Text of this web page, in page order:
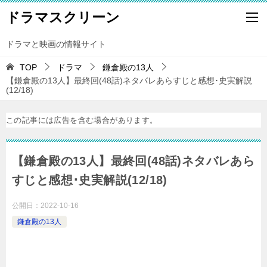
ドラマスクリーン
ドラマと映画の情報サイト
TOP ドラマ
鎌倉殿の13人
【鎌倉殿の13人】最終回(48話)ネタバレあらすじと感想･史実解説
(12/18)
この記事には広告を含む場合があります。
【鎌倉殿の13人】最終回(48話)ネタバレあら
すじと感想･史実解説(12/18)
公開日： 2022-10-16
鎌倉殿の13人